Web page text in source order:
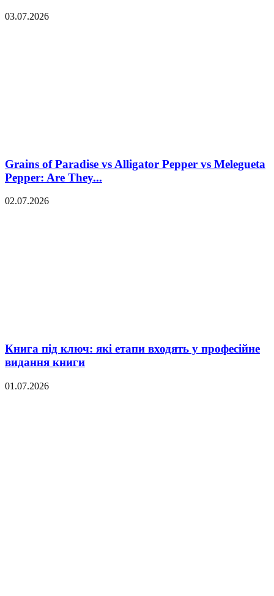
03.07.2026
Grains of Paradise vs Alligator Pepper vs Melegueta
Pepper: Are They...
02.07.2026
Книга під ключ: які етапи входять у професійне
видання книги
01.07.2026